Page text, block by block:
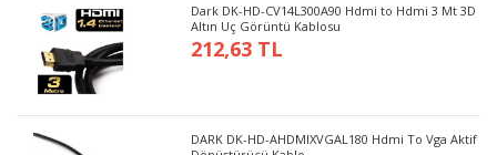
Dark DK-HD-CV14L300A90 Hdmi to Hdmi 3 Mt 3D
Altın Uç Görüntü Kablosu
212,63 TL
DARK DK-HD-AHDMIXVGAL180 Hdmi To Vga Aktif